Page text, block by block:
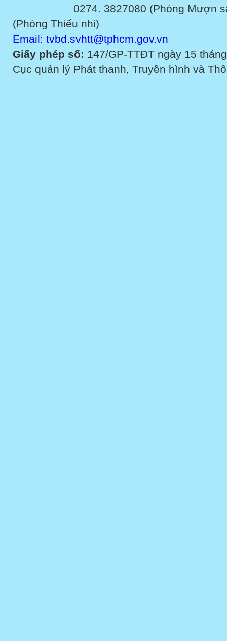
0274. 3827080 (Phòng Mượn sách
(Phòng Thiếu nhi)
Email: tvbd.svhtt@tphcm.gov.vn
Giấy phép số: 147/GP-TTĐT ngày 15
Cục quản lý Phát thanh, Truyền hình và